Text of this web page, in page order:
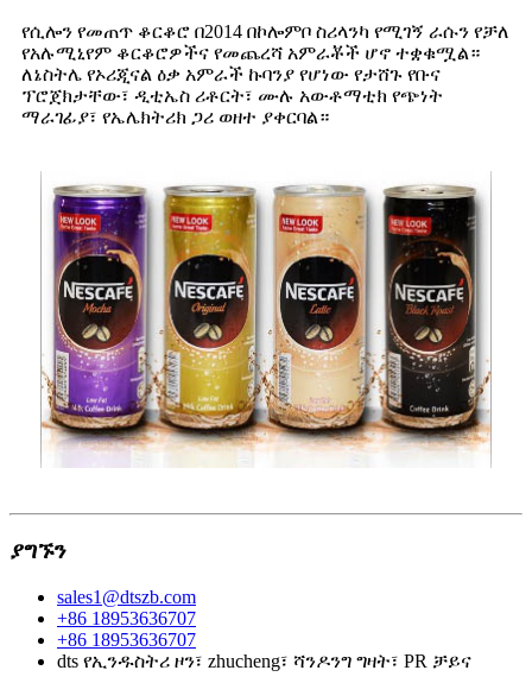
የሲሎን የመጠጥ ቆርቆሮ በ2014 በኮሎምቦ ስሪላንካ የሚገኝ ራሱን የቻለ
የአሉሚኒየም ቆርቆሮዎችና የመጨረሻ አምራቾች ሆኖ ተቋቁሟል።
ለኔስትሌ የኦሪጂናል ዕቃ አምራች ኩባንያ የሆነው የታሸጉ የቡና
ፕሮጀክታቸው፣ ዲቲኤስ ሪቶርት፣ ሙሉ አውቶማቲክ የጭነት
ማራገፊያ፣ የኤሌክትሪክ ጋሪ ወዘተ ያቀርባል።
ያግኙን
sales1@dtszb.com
+86 18953636707
+86 18953636707
dts የኢንዱስትሪ ዞን፣ zhucheng፣ ሻንዶንግ ግዛት፣ PR ቻይና